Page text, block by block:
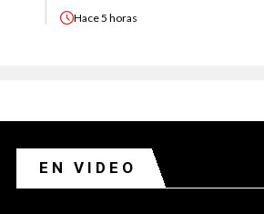
Hace5 horas
EN VIDEO